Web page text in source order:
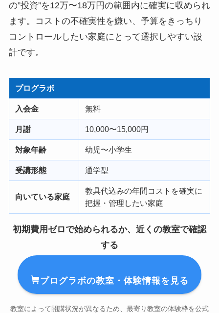
の”投資”を12万〜18万円の範囲内に確実に収められ
ます。コストの不確実性を嫌い、予算をきっちり
コントロールしたい家庭にとって選択しやすい設
計です。
プログラボ
入会金 無料
月謝 10,000〜15,000円
対象年齢 幼児〜小学生
受講形態 通学型
向いている家庭
教具代込みの年間コストを確実に
把握・管理したい家庭
初期費用ゼロで始められるか、近くの教室で確認
する
プログラボの教室・体験情報を見る
教室によって開講状況が異なるため、最寄り教室の体験枠を公式